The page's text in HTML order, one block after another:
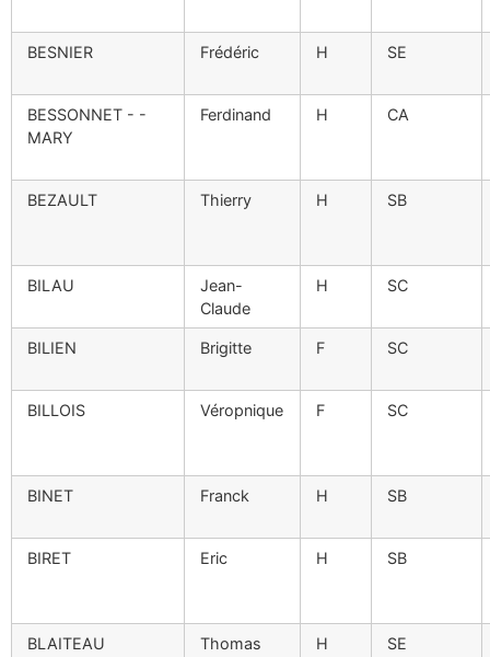
BESNIER Frédéric H SE
BESSONNET - -
MARY
Ferdinand H CA
BEZAULT Thierry H SB
BILAU
Jean-
Claude
H SC
BILIEN Brigitte F SC
BILLOIS Véropnique F SC
BINET Franck H SB
BIRET Eric H SB
BLAITEAU Thomas H SE